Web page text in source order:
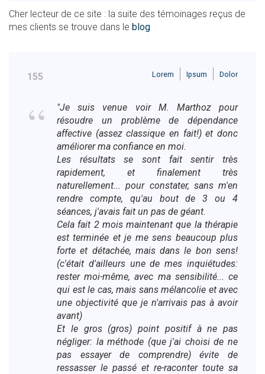
Cher lecteur de ce site : la suite des témoinages reçus de
mes clients se trouve dans le blog
155 Lorem Ipsum Dolor
"Je suis venue voir M. Marthoz pour
résoudre un problème de dépendance
affective (assez classique en fait!) et donc
améliorer ma confiance en moi.
Les résultats se sont fait sentir très
rapidement, et finalement très
naturellement... pour constater, sans m'en
rendre compte, qu'au bout de 3 ou 4
séances, j'avais fait un pas de géant.
Cela fait 2 mois maintenant que la thérapie
est terminée et je me sens beaucoup plus
forte et détachée, mais dans le bon sens!
(c'était d'ailleurs une de mes inquiétudes:
rester moi-même, avec ma sensibilité... ce
qui est le cas, mais sans mélancolie et avec
une objectivité que je n'arrivais pas à avoir
avant)
Et le gros (gros) point positif à ne pas
négliger: la méthode (que j'ai choisi de ne
pas essayer de comprendre) évite de
ressasser le passé et re-raconter toute sa